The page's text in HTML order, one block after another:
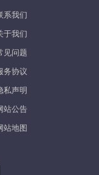
系我们
于我们
见问题
务协议
私声明
站公告
站地图